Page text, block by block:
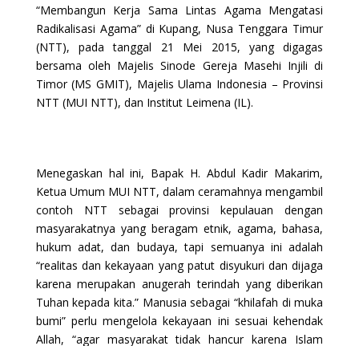
“Membangun Kerja Sama Lintas Agama Mengatasi
Radikalisasi Agama” di Kupang, Nusa Tenggara Timur
(NTT), pada tanggal 21 Mei 2015, yang digagas
bersama oleh Majelis Sinode Gereja Masehi Injili di
Timor (MS GMIT), Majelis Ulama Indonesia – Provinsi
NTT (MUI NTT), dan Institut Leimena (IL).
Menegaskan hal ini, Bapak H. Abdul Kadir Makarim,
Ketua Umum MUI NTT, dalam ceramahnya mengambil
contoh NTT sebagai provinsi kepulauan dengan
masyarakatnya yang beragam etnik, agama, bahasa,
hukum adat, dan budaya, tapi semuanya ini adalah
“realitas dan kekayaan yang patut disyukuri dan dijaga
karena merupakan anugerah terindah yang diberikan
Tuhan kepada kita.” Manusia sebagai “khilafah di muka
bumi” perlu mengelola kekayaan ini sesuai kehendak
Allah, “agar masyarakat tidak hancur karena Islam